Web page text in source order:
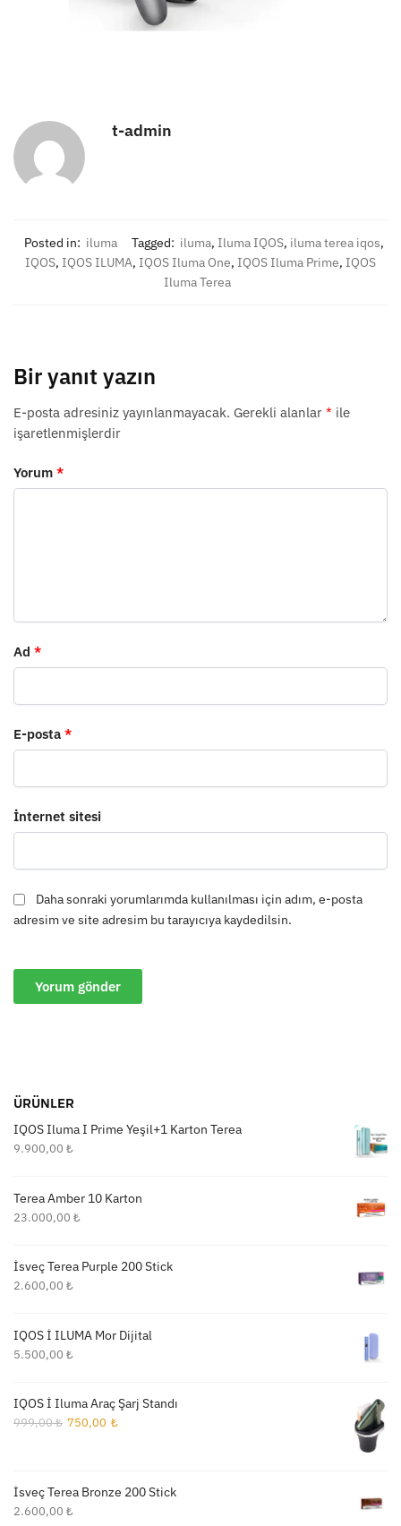
t-admin
Posted in: iluma Tagged: iluma, Iluma IQOS, iluma terea iqos,
IQOS, IQOS ILUMA, IQOS Iluma One, IQOS Iluma Prime, IQOS
Iluma Terea
Bir yanıt yazın
E-posta adresiniz yayınlanmayacak. Gerekli alanlar * ile
işaretlenmişlerdir
Yorum *
Ad *
E-posta *
İnternet sitesi
Daha sonraki yorumlarımda kullanılması için adım, e-posta
adresim ve site adresim bu tarayıcıya kaydedilsin.
ÜRÜNLER
IQOS Iluma I Prime Yeşil+1 Karton Terea
9.900,00 ₺
Terea Amber 10 Karton
23.000,00 ₺
İsveç Terea Purple 200 Stick
2.600,00 ₺
IQOS İ ILUMA Mor Dijital
5.500,00 ₺
IQOS İ Iluma Araç Şarj Standı
999,00₺ Orijinal
750,00 ₺Şu
İsveç Terea Bronze 200 Stick
2.600,00 ₺